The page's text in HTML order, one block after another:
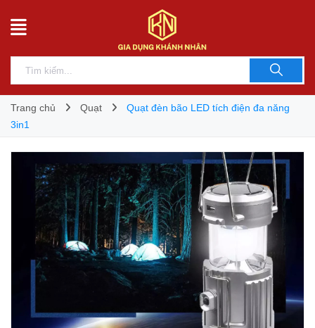
Trang chủ Quạt
Quạt đèn bão LED tích điện đa năng
3in1